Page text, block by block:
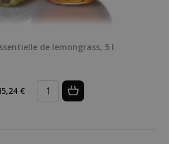
de lemongrass, 5 l
€